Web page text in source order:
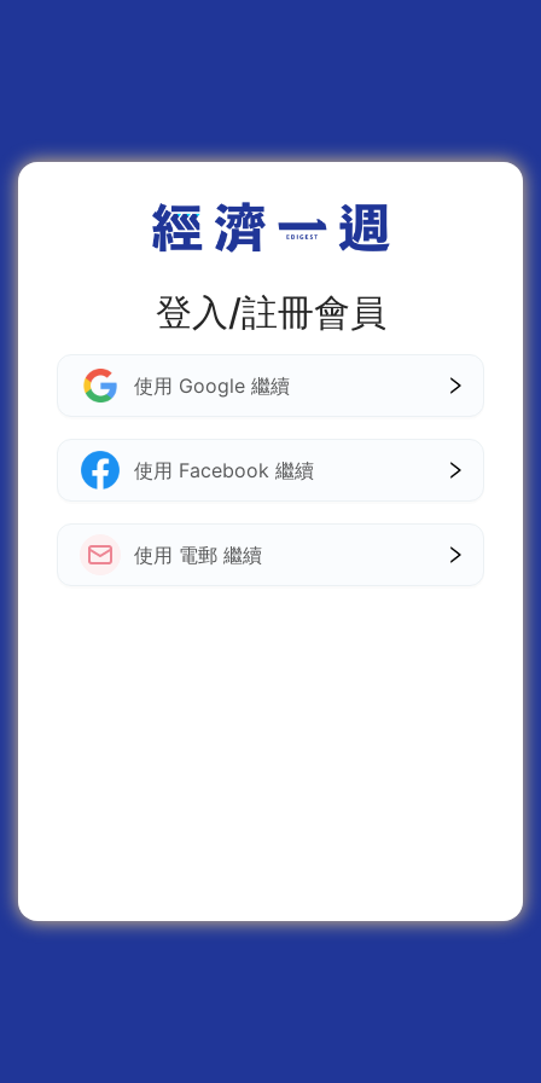
登入/註冊會員
使用 Google 繼續
使用 Facebook 繼續
使用 電郵 繼續